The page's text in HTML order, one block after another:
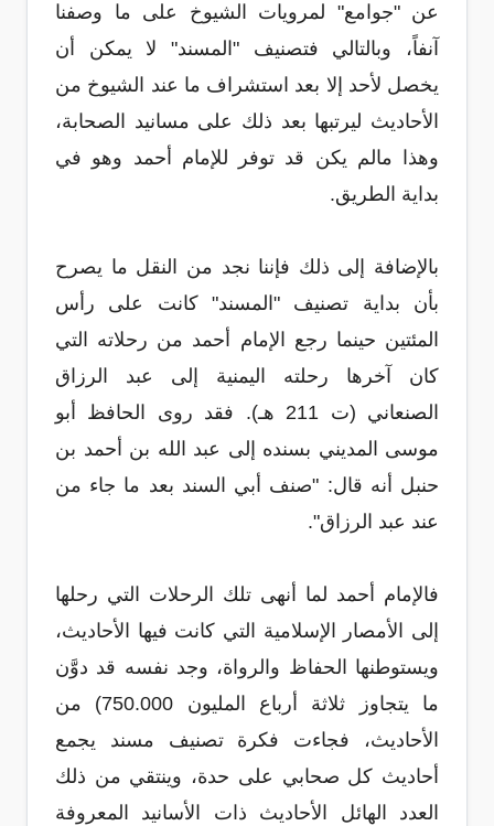
عن "جوامع" لمرويات الشيوخ على ما وصفنا
آنفاً، وبالتالي فتصنيف "المسند" لا يمكن أن
يخصل لأحد إلا بعد استشراف ما عند الشيوخ من
الأحاديث ليرتبها بعد ذلك على مسانيد الصحابة،
وهذا مالم يكن قد توفر للإمام أحمد وهو في
بداية الطريق.
بالإضافة إلى ذلك فإننا نجد من النقل ما يصرح
بأن بداية تصنيف "المسند" كانت على رأس
المئتين حينما رجع الإمام أحمد من رحلاته التي
كان آخرها رحلته اليمنية إلى عبد الرزاق
الصنعاني (ت 211 هـ). فقد روى الحافظ أبو
موسى المديني بسنده إلى عبد الله بن أحمد بن
حنبل أنه قال: "صنف أبي السند بعد ما جاء من
عند عبد الرزاق".
فالإمام أحمد لما أنهى تلك الرحلات التي رحلها
إلى الأمصار الإسلامية التي كانت فيها الأحاديث،
ويستوطنها الحفاظ والرواة، وجد نفسه قد دوَّن
ما يتجاوز ثلاثة أرباع المليون 750.000) من
الأحاديث، فجاءت فكرة تصنيف مسند يجمع
أحاديث كل صحابي على حدة، وينتقي من ذلك
العدد الهائل الأحاديث ذات الأسانيد المعروفة